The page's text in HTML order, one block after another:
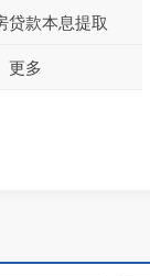
贷款本息提取
更多